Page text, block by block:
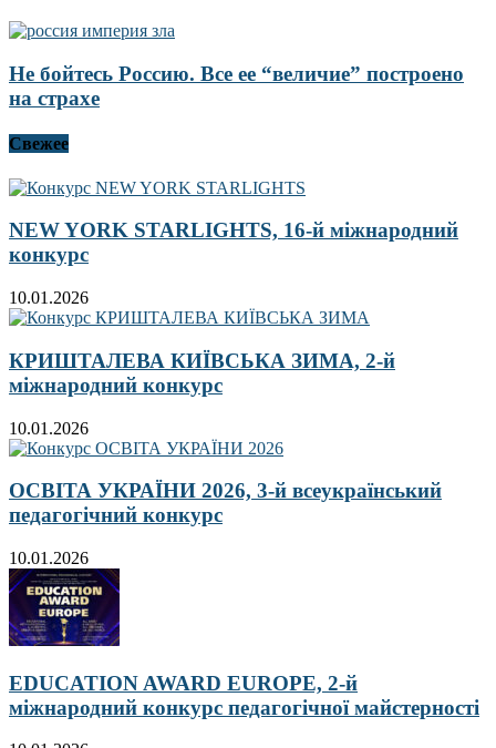
Не бойтесь Россию. Все ее “величие” построено
на страхе
Свежее
NEW YORK STARLIGHTS, 16-й міжнародний
конкурс
10.01.2026
КРИШТАЛЕВА КИЇВСЬКА ЗИМА, 2-й
міжнародний конкурс
10.01.2026
ОСВІТА УКРАЇНИ 2026, 3-й всеукраїнський
педагогічний конкурс
10.01.2026
EDUCATION AWARD EUROPE, 2-й
міжнародний конкурс педагогічної майстерності